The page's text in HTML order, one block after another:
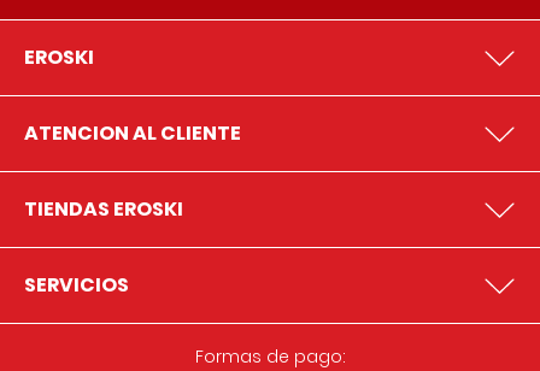
EROSKI
ATENCION AL CLIENTE
TIENDAS EROSKI
SERVICIOS
Formas de pago: